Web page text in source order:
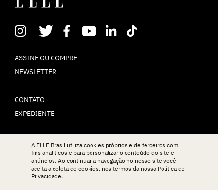
ASSINE OU COMPRE
NEWSLETTER
CONTATO
EXPEDIENTE
POLÍTICA DE PRIVACIDADE
TERMOS DE USO
A ELLE Brasil utiliza cookies próprios e de terceiros com
fins analíticos e para personalizar o conteúdo do site e
anúncios. Ao continuar a navegação no nosso site você
aceita a coleta de cookies, nos termos da nossa Política de
Privacidade.